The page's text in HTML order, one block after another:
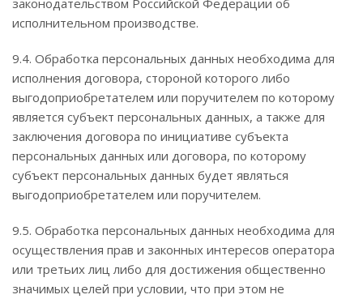
законодательством Российской Федерации об
исполнительном производстве.
9.4. Обработка персональных данных необходима для
исполнения договора, стороной которого либо
выгодоприобретателем или поручителем по которому
является субъект персональных данных, а также для
заключения договора по инициативе субъекта
персональных данных или договора, по которому
субъект персональных данных будет являться
выгодоприобретателем или поручителем.
9.5. Обработка персональных данных необходима для
осуществления прав и законных интересов оператора
или третьих лиц либо для достижения общественно
значимых целей при условии, что при этом не